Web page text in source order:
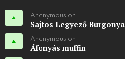
Anonymous on
Sajtos Legyező Burgonya
Anonymous on
Áfonyás muffin